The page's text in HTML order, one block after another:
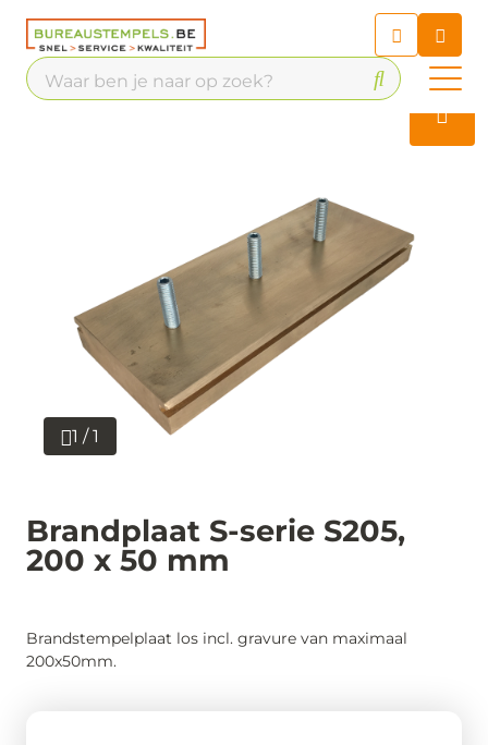
Chat 24/7 met onze chatbot
voor hulp
Contact
1 / 1
Brandplaat S-serie S205,
200 x 50 mm
Brandstempelplaat los incl. gravure van maximaal
200x50mm.